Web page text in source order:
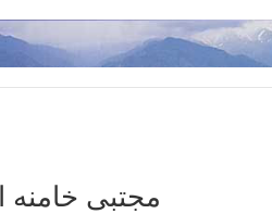
مجتبی خامنه